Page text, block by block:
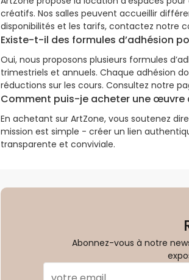
créatifs. Nos salles peuvent accueillir
disponibilités et les tarifs, contactez notre
Existe-t-il des formules d’adhésion
Oui, nous proposons plusieurs formules
trimestriels et annuels. Chaque adhésion
réductions sur les cours. Consultez notre
Comment puis-je acheter une œuvre
En achetant sur ArtZone, vous soutenez
mission est simple - créer un lien
transparente et conviviale.
Abonnez-vous à notre